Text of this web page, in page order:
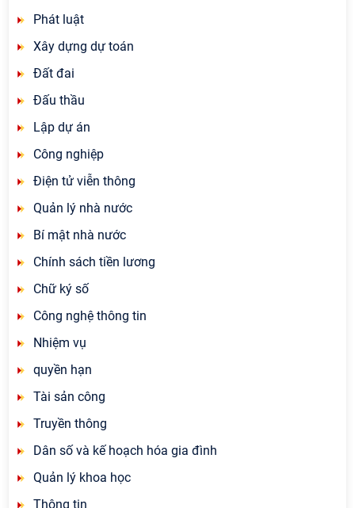
Phát luật
Xây dựng dự toán
Đất đai
Đấu thầu
Lập dự án
Công nghiệp
Điện tử viễn thông
Quản lý nhà nước
Bí mật nhà nước
Chính sách tiền lương
Chữ ký số
Công nghệ thông tin
Nhiệm vụ
quyền hạn
Tài sản công
Truyền thông
Dân số và kế hoạch hóa gia đình
Quản lý khoa học
Thông tin